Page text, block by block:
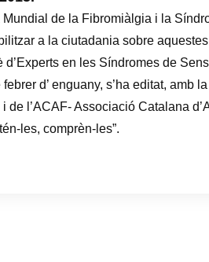
de la Fibromiàlgia i la
a la ciutadania sobre
d’Experts en les Síndromes de
d’ enguany, s’ha editat, amb
de l’ACAF- Associació Catalana
les, comprèn-les”.